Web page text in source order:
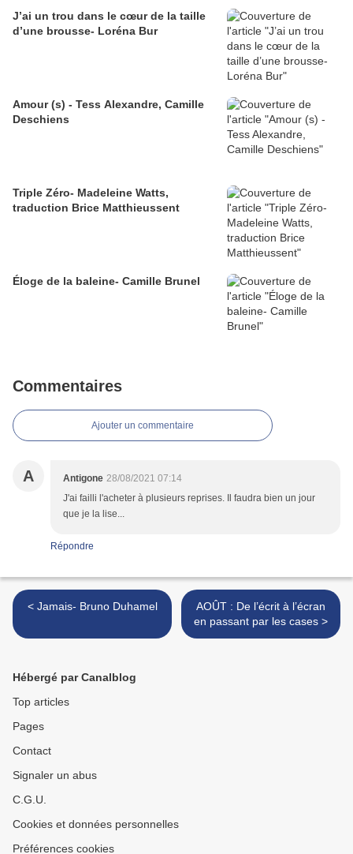
J’ai un trou dans le cœur de la taille
d’une brousse- Loréna Bur
Amour (s) - Tess Alexandre, Camille
Deschiens
Triple Zéro- Madeleine Watts,
traduction Brice Matthieussent
Éloge de la baleine- Camille Brunel
Commentaires
Ajouter un commentaire
A Antigone 28/08/2021 07:14
J'ai failli l'acheter à plusieurs reprises. Il faudra bien un jour
que je la lise...
Répondre
< Jamais- Bruno Duhamel
AOÛT : De l’écrit à l’écran
en passant par les cases >
Hébergé par Canalblog
Top articles
Pages
Contact
Signaler un abus
C.G.U.
Cookies et données personnelles
Préférences cookies